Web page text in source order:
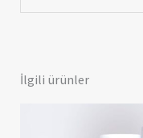
İlgili ürünler